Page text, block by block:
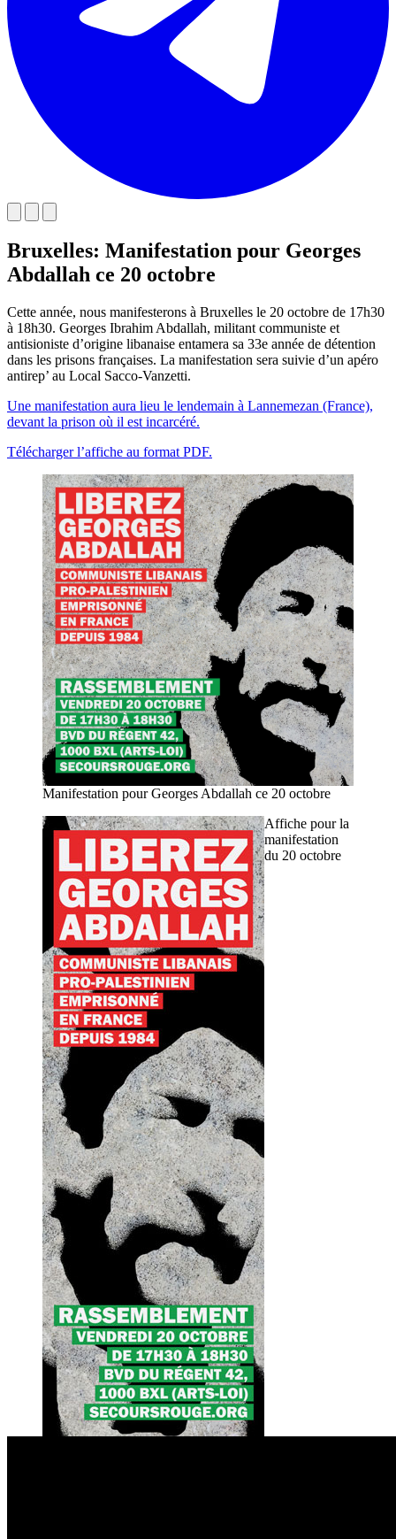
Bruxelles: Manifestation pour Georges
Abdallah ce 20 octobre
Cette année, nous manifesterons à Bruxelles le 20 octobre de 17h30
à 18h30. Georges Ibrahim Abdallah, militant communiste et
antisioniste d’origine libanaise entamera sa 33e année de détention
dans les prisons françaises. La manifestation sera suivie d’un apéro
antirep’ au Local Sacco-Vanzetti.
Une manifestation aura lieu le lendemain à Lannemezan (France),
devant la prison où il est incarcéré.
Télécharger l’affiche au format PDF.
Manifestation pour Georges Abdallah ce 20 octobre
Affiche pour la
manifestation
du 20 octobre